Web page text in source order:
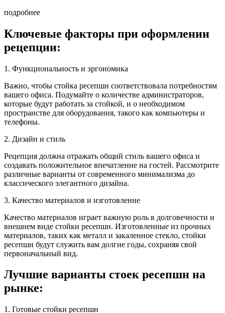
подробнее
Ключевые факторы при оформлении
рецепции:
1. Функциональность и эргономика
Важно, чтобы стойка ресепшн соответствовала потребностям
вашего офиса. Подумайте о количестве администраторов,
которые будут работать за стойкой, и о необходимом
пространстве для оборудования, такого как компьютеры и
телефоны.
2. Дизайн и стиль
Рецепция должна отражать общий стиль вашего офиса и
создавать положительное впечатление на гостей. Рассмотрите
различные варианты от современного минимализма до
классического элегантного дизайна.
3. Качество материалов и изготовление
Качество материалов играет важную роль в долговечности и
внешнем виде стойки ресепшн. Изготовленные из прочных
материалов, таких как металл и закаленное стекло, стойки
ресепшн будут служить вам долгие годы, сохраняя свой
первоначальный вид.
Лучшие варианты стоек ресепшн на
рынке:
1. Готовые стойки ресепшн